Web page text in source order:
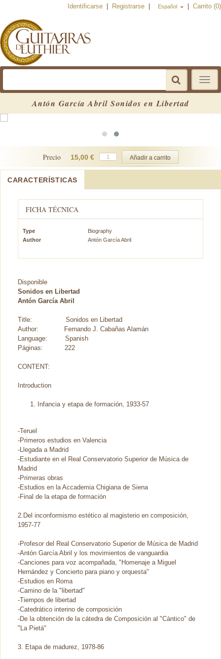
Identificarse Registrarse Español Carrito (0)
Toggle
Antón García Abril Sonidos en Libertad
Precio 15,00 €
CARACTERÍSTICAS
FICHA TÉCNICA
Type
Biography
Author
Antón García Abril
Disponible
Sonidos en Libertad
Antón García Abril
Title: Sonidos en Libertad
Author: Fernando J. Cabañas Alamán
Language: Spanish
Páginas: 222
CONTENT:
Introduction
Infancia y etapa de formación, 1933-57
-Teruel
-Primeros estudios en Valencia
-Llegada a Madrid
-Estudiante en el Real Conservatorio Superior de Música de
Madrid
-Primeras obras
-Estudios en la Accademia Chigiana de Siena
-Final de la etapa de formación
2.Del inconformismo estético al magisterio en composición,
1957-77
-Profesor del Real Conservatorio Superior de Música de Madrid
-Antón García Abril y los movimientos de vanguardia
-Canciones para voz acompañada, "Homenaje a Miguel
Hernández y Concierto para piano y orquesta"
-Estudios en Roma
-Camino de la "libertad"
-Tiempos de libertad
-Catedrático interino de composición
-De la obtención de la cátedra de Composición al "Cántico" de
"La Pietá"
3. Etapa de madurez, 1978-86